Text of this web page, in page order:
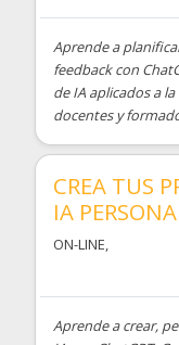
Aprende a
feedback con
de IA aplicados a
docentes y
CREA TUS
IA
ON-LINE,
Aprende a crear,